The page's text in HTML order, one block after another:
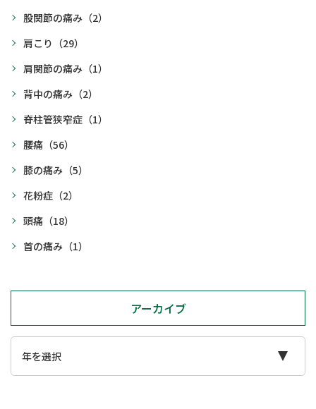
股関節の痛み （2）
肩こり （29）
肩関節の痛み （1）
背中の痛み （2）
脊柱管狭窄症 （1）
腰痛 （56）
膝の痛み （5）
花粉症 （2）
頭痛 （18）
首の痛み （1）
アーカイブ